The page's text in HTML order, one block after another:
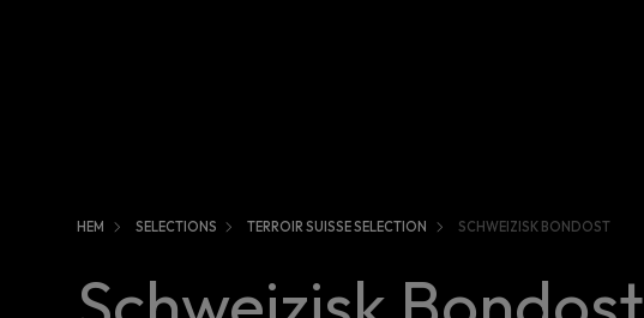
HEM SELECTIONS TERROIR SUISSE SELECTION SCHWEIZISK BONDOST